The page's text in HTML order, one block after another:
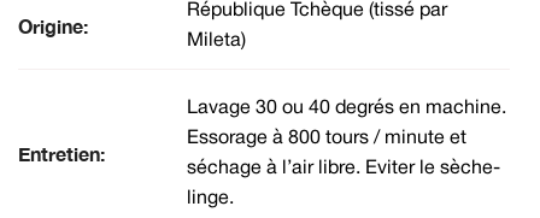
Origine:
République Tchèque (tissé par
Mileta)
Entretien:
Lavage 30 ou 40 degrés en machine.
Essorage à 800 tours / minute et
séchage à l’air libre. Eviter le sèche-
linge.